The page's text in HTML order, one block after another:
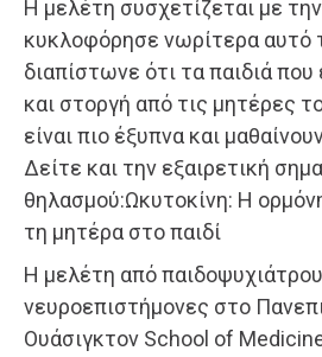
Η μελέτη συσχετίζεται με
κυκλοφόρησε νωρίτερα αυτό
διαπίστωνε ότι τα παιδιά
και στοργή από τις μητέρες
είναι πιο έξυπνα και
Δείτε και την εξαιρετική
θηλασμού:Ωκυτοκίνη: Η
τη μητέρα στο παιδί
Η μελέτη από
νευροεπιστήμονες στο
Ουάσιγκτον School of